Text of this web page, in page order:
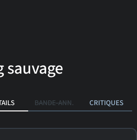
sauvage
BANDE-ANN. CRITIQUES